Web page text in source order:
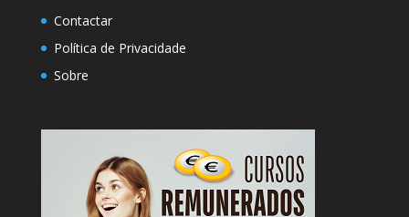
Contactar
Política de Privacidade
Sobre